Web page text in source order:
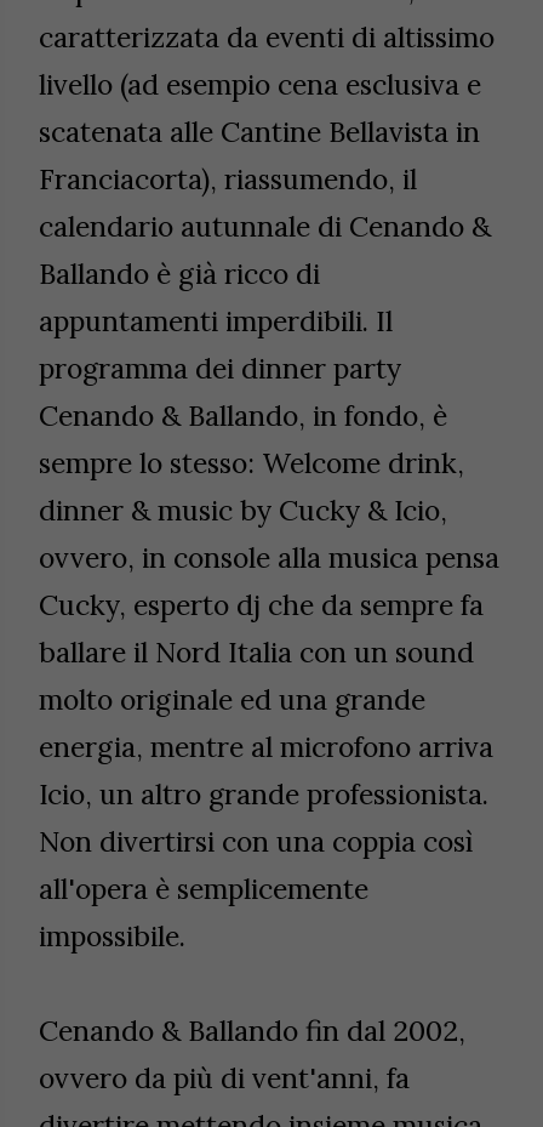
caratterizzata da eventi di altissimo
livello (ad esempio cena esclusiva e
scatenata alle Cantine Bellavista in
Franciacorta), riassumendo, il
calendario autunnale di Cenando &
Ballando è già ricco di
appuntamenti imperdibili. Il
programma dei dinner party
Cenando & Ballando, in fondo, è
sempre lo stesso: Welcome drink,
dinner & music by Cucky & Icio,
ovvero, in console alla musica pensa
Cucky, esperto dj che da sempre fa
ballare il Nord Italia con un sound
molto originale ed una grande
energia, mentre al microfono arriva
Icio, un altro grande professionista.
Non divertirsi con una coppia così
all'opera è semplicemente
impossibile.
Cenando & Ballando fin dal 2002,
ovvero da più di vent'anni, fa